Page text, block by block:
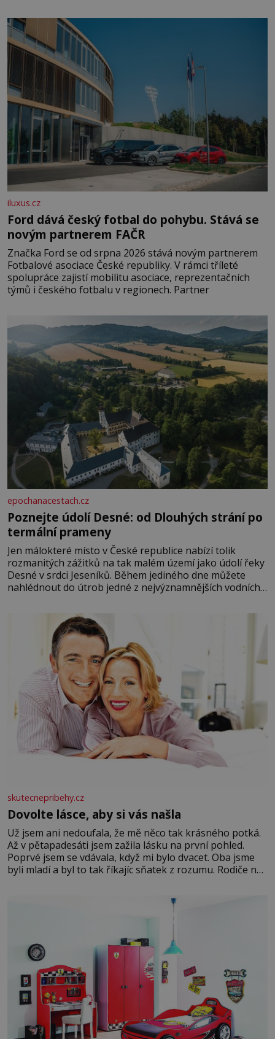
času tráví na zemi, kde sbírá zbytky semínek Jeho
domovinou je prakticky celá Austrálie s výjimkou
pobřežní oblasti.
iluxus.cz
Ford dává český fotbal do pohybu. Stává se
novým partnerem FAČR
Značka Ford se od srpna 2026 stává novým partnerem
Fotbalové asociace České republiky. V rámci tříleté
spolupráce zajistí mobilitu asociace, reprezentačních
týmů i českého fotbalu v regionech. Partner
epochanacestach.cz
Poznejte údolí Desné: od Dlouhých strání po
termální prameny
Jen málokteré místo v České republice nabízí tolik
rozmanitých zážitků na tak malém území jako údolí řeky
Desné v srdci Jeseníků. Během jediného dne můžete
nahlédnout do útrob jedné z nejvýznamnějších vodních
se na koloběžce a den zakončit poznáváním památek ve
Velkých Losinách nebo v termálním
skutecnepribehy.cz
Dovolte lásce, aby si vás našla
Už jsem ani nedoufala, že mě něco tak krásného potká.
Až v pětapadesáti jsem zažila lásku na první pohled.
Poprvé jsem se vdávala, když mi bylo dvacet. Oba jsme
byli mladí a byl to tak říkajíc sňatek z rozumu. Rodiče nás